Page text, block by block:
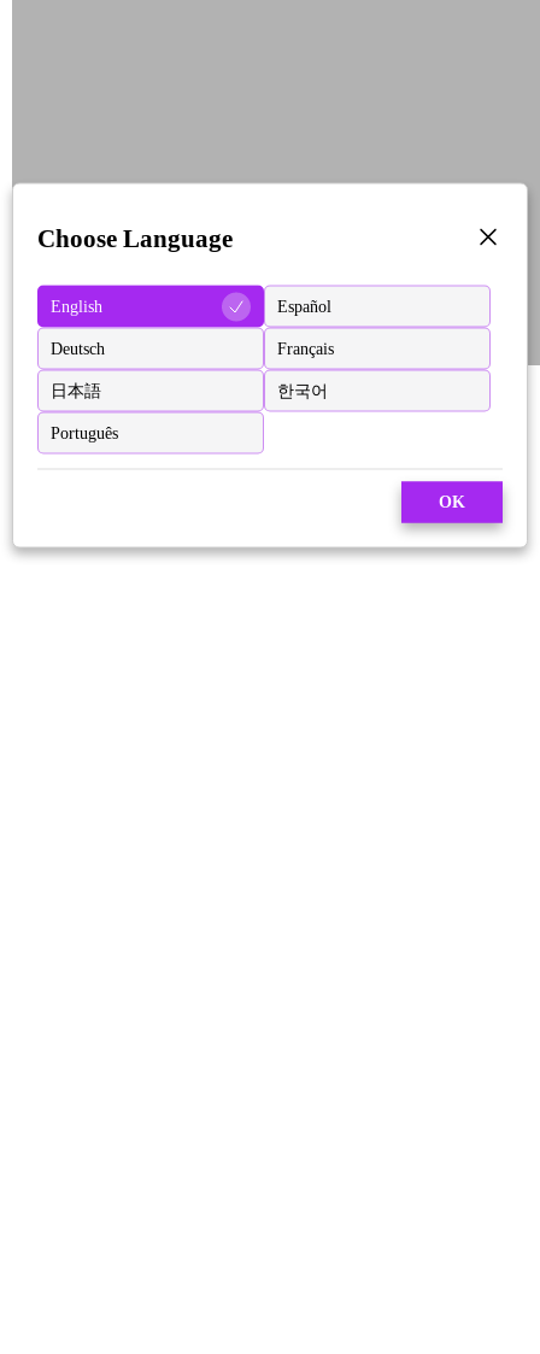
Choose Language
English Español
Deutsch Français
日本語 한국어
Português
OK